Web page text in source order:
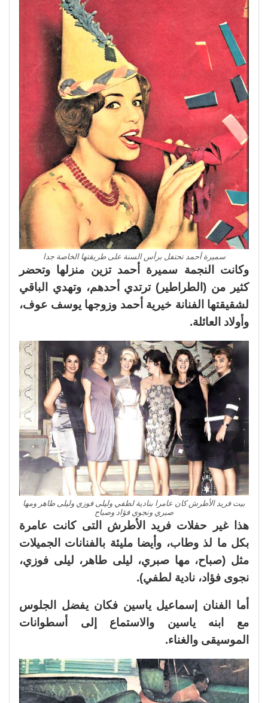
سميرة أحمد تحتفل برأس السنة على طريقتها الخاصة جدا
وكانت النجمة سميرة أحمد تزين منزلها وتحضر
كثير من (الطراطير) ترتدي أحدهم، وتهدي الباقي
لشقيقتها الفنانة خيرية أحمد وزوجها يوسف عوف،
وأولاد العائلة.
بيت فريد الأطرش كان عامرا بنادية لطفي وليلى فوزي وليلى طاهر ومها
صبري ونجوي فؤاد وصباح
هذا غير حفلات فريد الأطرش التى كانت عامرة
بكل ما لذ وطاب، وأيضا مليئة بالفنانات الجميلات
مثل (صباح، مها صبري، ليلى طاهر، ليلى فوزي،
نجوى فؤاد، نادية لطفي).
أما الفنان إسماعيل ياسين فكان يفضل الجلوس
مع ابنه ياسين والاستماع إلى أسطوانات
الموسيقى والغناء.